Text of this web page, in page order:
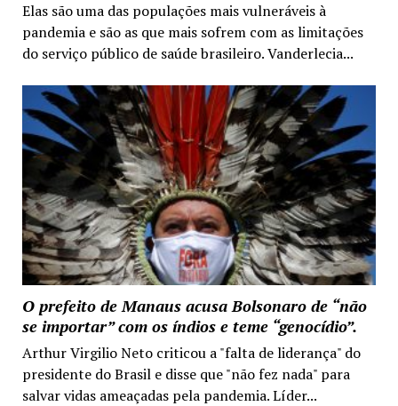
Elas são uma das populações mais vulneráveis à
pandemia e são as que mais sofrem com as limitações
do serviço público de saúde brasileiro. Vanderlecia...
O prefeito de Manaus acusa Bolsonaro de “não
se importar” com os índios e teme “genocídio”.
Arthur Virgilio Neto criticou a "falta de liderança" do
presidente do Brasil e disse que "não fez nada" para
salvar vidas ameaçadas pela pandemia. Líder...